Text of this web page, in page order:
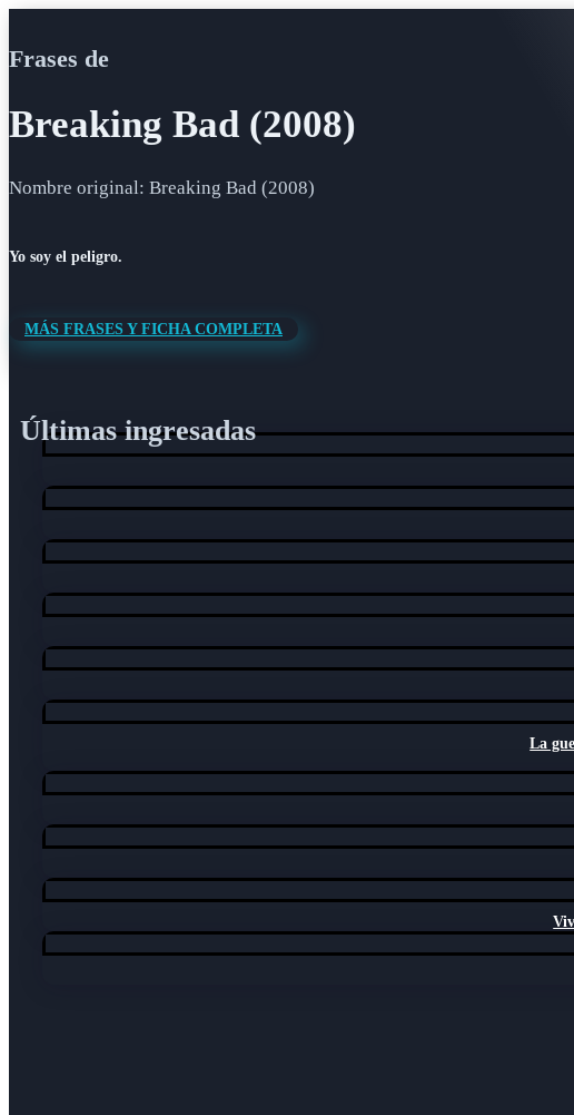
Frases de
Breaking Bad (2008)
Nombre original: Breaking Bad (2008)
Yo soy el peligro.
MÁS FRASES Y FICHA COMPLETA
Últimas ingresadas
La